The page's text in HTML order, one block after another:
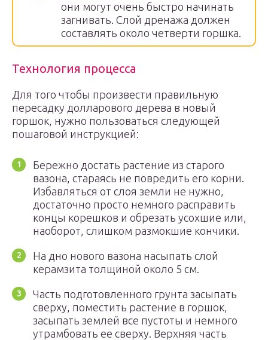
они могут очень быстро начинать
загнивать. Слой дренажа должен
составлять около четверти горшка.
Технология процесса
Для того чтобы произвести правильную
пересадку долларового дерева в новый
горшок, нужно пользоваться следующей
пошаговой инструкцией:
Бережно достать растение из старого
вазона, стараясь не повредить его корни.
Избавляться от слоя земли не нужно,
достаточно просто немного расправить
концы корешков и обрезать усохшие или,
наоборот, слишком размокшие кончики.
На дно нового вазона насыпать слой
керамзита толщиной около 5 см.
Часть подготовленного грунта засыпать
сверху, поместить растение в горшок,
засыпать землей все пустоты и немного
утрамбовать ее сверху. Верхняя часть